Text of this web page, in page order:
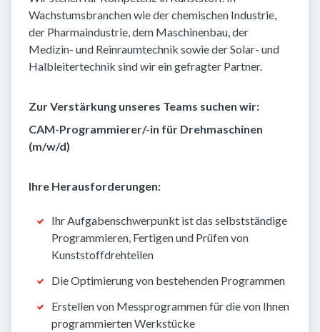
Wachstumsbranchen wie der chemischen Industrie,
der Pharmaindustrie, dem Maschinenbau, der
Medizin- und Reinraumtechnik sowie der Solar- und
Halbleitertechnik sind wir ein gefragter Partner.
Zur Verstärkung unseres Teams suchen wir:
CAM-Programmierer/-in für Drehmaschinen
(m/w/d)
Ihre Herausforderungen:
Ihr Aufgabenschwerpunkt ist das selbstständige
Programmieren, Fertigen und Prüfen von
Kunststoffdrehteilen
Die Optimierung von bestehenden Programmen
Erstellen von Messprogrammen für die von Ihnen
programmierten Werkstücke